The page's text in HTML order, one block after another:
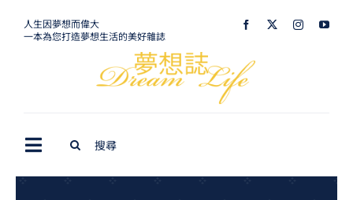
人生因夢想而偉大
一本為您打造夢想生活的美好雜誌
Toggle
Navigation